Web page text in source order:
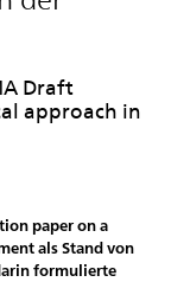
Draft
approach in
paper on a
als Stand von
formulierte